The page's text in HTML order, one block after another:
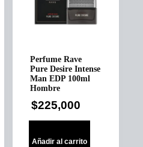
Perfume Rave
Pure Desire Intense
Man EDP 100ml
Hombre
$225,000
Añadir al carrito